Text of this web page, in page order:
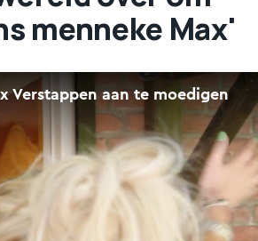
menneke Max'